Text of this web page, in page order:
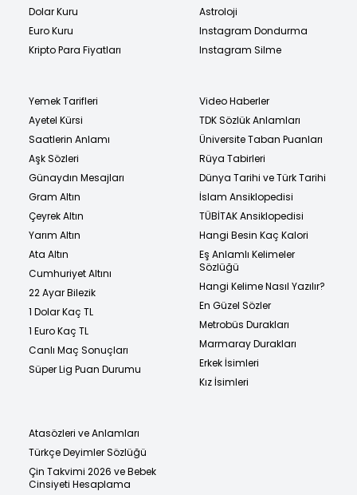
Dolar Kuru
Euro Kuru
Kripto Para Fiyatları
Astroloji
Instagram Dondurma
Instagram Silme
Yemek Tarifleri
Ayetel Kürsi
Saatlerin Anlamı
Aşk Sözleri
Günaydın Mesajları
Gram Altın
Çeyrek Altın
Yarım Altın
Ata Altın
Cumhuriyet Altını
22 Ayar Bilezik
1 Dolar Kaç TL
1 Euro Kaç TL
Canlı Maç Sonuçları
Süper Lig Puan Durumu
Video Haberler
TDK Sözlük Anlamları
Üniversite Taban Puanları
Rüya Tabirleri
Dünya Tarihi ve Türk Tarihi
İslam Ansiklopedisi
TÜBİTAK Ansiklopedisi
Hangi Besin Kaç Kalori
Eş Anlamlı Kelimeler
Sözlüğü
Hangi Kelime Nasıl Yazılır?
En Güzel Sözler
Metrobüs Durakları
Marmaray Durakları
Erkek İsimleri
Kız İsimleri
Atasözleri ve Anlamları
Türkçe Deyimler Sözlüğü
Çin Takvimi 2026 ve Bebek
Cinsiyeti Hesaplama